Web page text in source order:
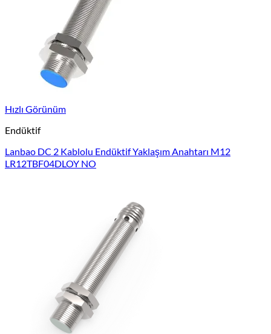
Hızlı Görünüm
Endüktif
Lanbao DC 2 Kablolu Endüktif Yaklaşım Anahtarı M12
LR12TBF04DLOY NO